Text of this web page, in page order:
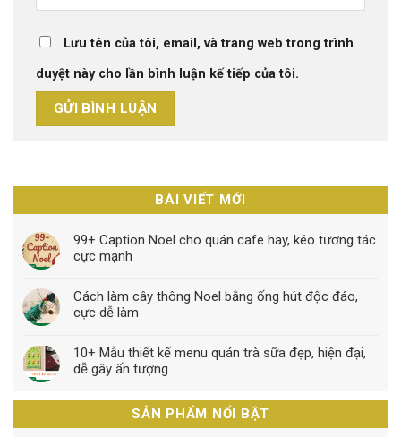
Lưu tên của tôi, email, và trang web trong trình
duyệt này cho lần bình luận kế tiếp của tôi.
BÀI VIẾT MỚI
99+ Caption Noel cho quán cafe hay, kéo tương tác
cực mạnh
Cách làm cây thông Noel bằng ống hút độc đáo,
cực dễ làm
10+ Mẫu thiết kế menu quán trà sữa đẹp, hiện đại,
dễ gây ấn tượng
SẢN PHẨM NỔI BẬT